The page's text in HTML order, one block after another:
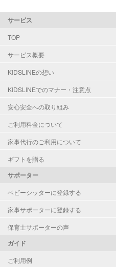
サービス
TOP
サービス概要
KIDSLINEの想い
KIDSLINEでのマナー・注意点
安心安全への取り組み
ご利用料金について
家事代行のご利用について
ギフトを贈る
サポーター
ベビーシッターに登録する
家事サポーターに登録する
保育士サポーターの声
ガイド
ご利用例